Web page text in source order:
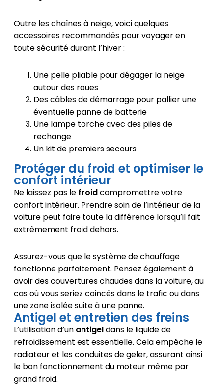
Outre les chaînes à neige, voici quelques
accessoires recommandés pour voyager en
toute sécurité durant l’hiver :
Une pelle pliable pour dégager la neige
autour des roues
Des câbles de démarrage pour pallier une
éventuelle panne de batterie
Une lampe torche avec des piles de
rechange
Un kit de premiers secours
Protéger du froid et optimiser le
confort intérieur
Ne laissez pas le froidcompromettre votre
confort intérieur. Prendre soin de l’intérieur de la
voiture peut faire toute la différence lorsqu’il fait
extrêmement froid dehors.
Assurez-vous que le système de chauffage
fonctionne parfaitement. Pensez également à
avoir des couvertures chaudes dans la voiture, au
cas où vous seriez coincés dans le trafic ou dans
une zone isolée suite à une panne.
Antigel et entretien des freins
L’utilisation d’un antigeldans le liquide de
refroidissement est essentielle. Cela empêche le
radiateur et les conduites de geler, assurant ainsi
le bon fonctionnement du moteur même par
grand froid.